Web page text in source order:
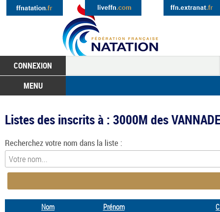
CONNEXION
MENU
Listes des inscrits à : 3000M des
Recherchez votre nom dans la liste :
Nom Prénom